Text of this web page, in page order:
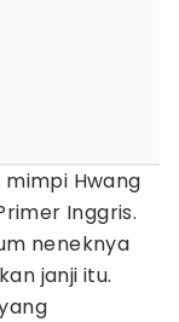
Hwang
Inggris.
neneknya
janji itu.